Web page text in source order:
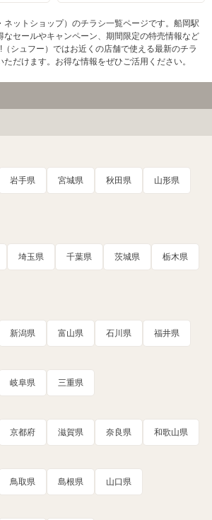
ネットショップ）のチラシ一覧ページです。船岡駅
なセールやキャンペーン、期間限定の特売情報など
シュフー）ではお近くの店舗で使える最新のチラ
だけます。お得な情報をぜひご活用ください。
岩手県 宮城県 秋田県 山形県
埼玉県 千葉県 茨城県 栃木県
新潟県 富山県 石川県 福井県
岐阜県 三重県
京都府 滋賀県 奈良県 和歌山県
鳥取県 島根県 山口県